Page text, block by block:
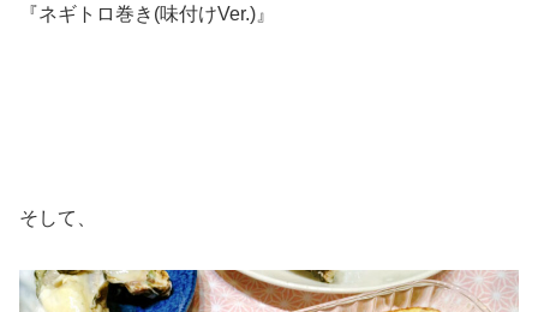
『ネギトロ巻き(味付けVer.)』
そして、